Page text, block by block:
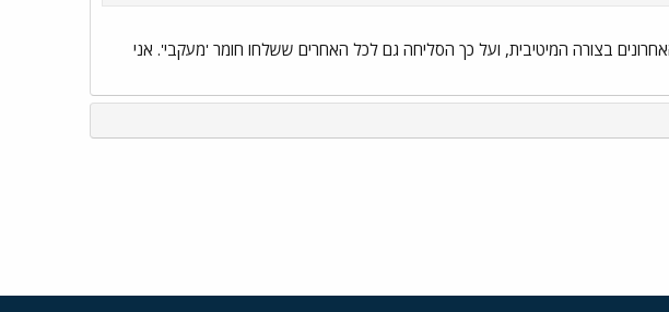
בצורה המיטיבית, ועל כך הסליחה גם לכל האחרים ששלחו חומר 'מעקבי'. אני